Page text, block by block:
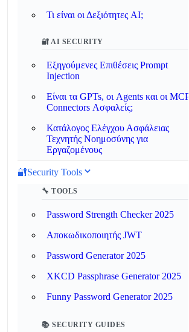
Τι είναι οι Δεξιότητες AI;
🔐 AI SECURITY
Εξηγούμενες Επιθέσεις Prompt
Injection
Είναι τα GPTs, οι Agents και οι MCP
Connectors Ασφαλείς;
Κατάλογος Ελέγχου Ασφάλειας
Τεχνητής Νοημοσύνης για
Εργαζομένους
🔐Security Tools
🔧 TOOLS
Password Strength Checker 2025
Αποκωδικοποιητής JWT
Password Generator 2025
XKCD Passphrase Generator 2025
Funny Password Generator 2025
📚 SECURITY GUIDES